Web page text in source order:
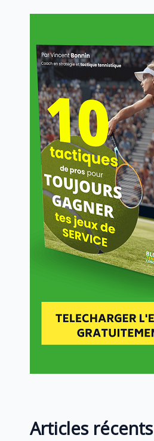
Articles récents